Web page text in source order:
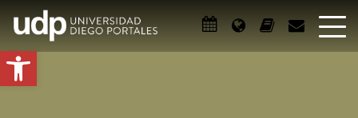
Abrir barra de herramientas